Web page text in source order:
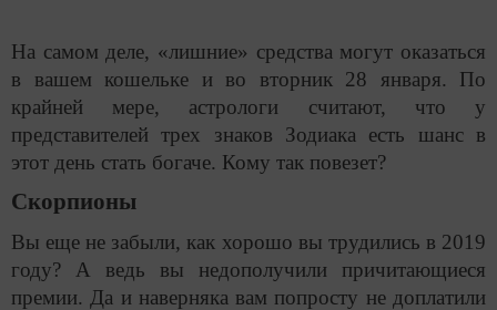
На самом деле, «лишние» средства могут оказаться
в вашем кошельке и во вторник 28 января. По
крайней мере, астрологи считают, что у
представителей трех знаков Зодиака есть шанс в
этот день стать богаче. Кому так повезет?
Скорпионы
Вы еще не забыли, как хорошо вы трудились в 2019
году? А ведь вы недополучили причитающиеся
премии. Да и наверняка вам попросту не доплатили